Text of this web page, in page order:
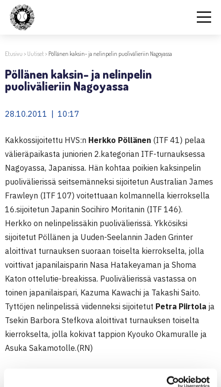
Etusivu > Uutiset> Pöllänen kaksin- ja nelinpelin puolivälieriin Nagoyassa
Pöllänen kaksin- ja nelinpelin
puolivälieriin Nagoyassa
28.10.2011 | 10:17
Kakkossijoitettu HVS:n Herkko Pöllänen (ITF 41) pelaa
välieräpaikasta juniorien 2.kategorian ITF-turnauksessa
Nagoyassa, Japanissa. Hän kohtaa poikien kaksinpelin
puolivälierissä seitsemänneksi sijoitetun Australian James
Frawleyn (ITF 107) voitettuaan kolmannella kierroksella
16.sijoitetun Japanin Socihiro Moritanin (ITF 146).
Herkko on nelinpelissäkin puolivälierissä. Ykkösiksi
sijoitetut Pöllänen ja Uuden-Seelannin Jaden Grinter
aloittivat turnauksen suoraan toiselta kierrokselta, jolla
voittivat japanilaisparin Nasa Hatakeyaman ja Shoma
Katon ottelutie-breakissa. Puolivälierissä vastassa on
toinen japanilaispari, Kazuma Kawachi ja Takashi Saito.
Tyttöjen nelinpelissä viidenneksi sijoitetut Petra Piirtola ja
Tsekin Barbora Stefkova aloittivat turnauksen toiselta
kierrokselta, jolla kokivat tappion Kyouko Okamuralle ja
Asuka Sakamotolle.(RN)